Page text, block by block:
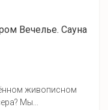
Вечелье. Сауна
живописном
Мы...